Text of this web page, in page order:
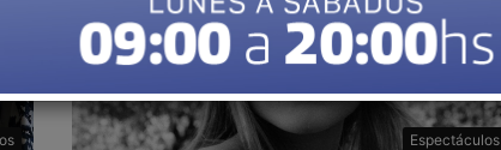
Espectáculos